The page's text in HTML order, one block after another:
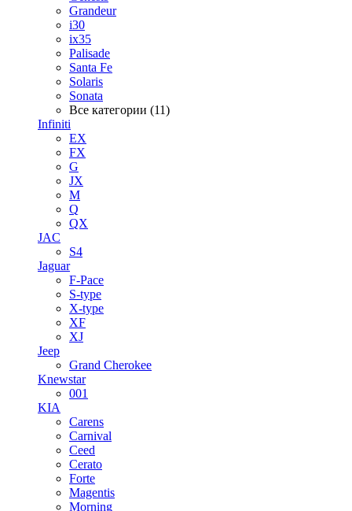
Grandeur
i30
ix35
Palisade
Santa Fe
Solaris
Sonata
Все категории (11)
Infiniti
EX
FX
G
JX
M
Q
QX
JAC
S4
Jaguar
F-Pace
S-type
X-type
XF
XJ
Jeep
Grand Cherokee
Knewstar
001
KIA
Carens
Carnival
Ceed
Cerato
Forte
Magentis
Morning